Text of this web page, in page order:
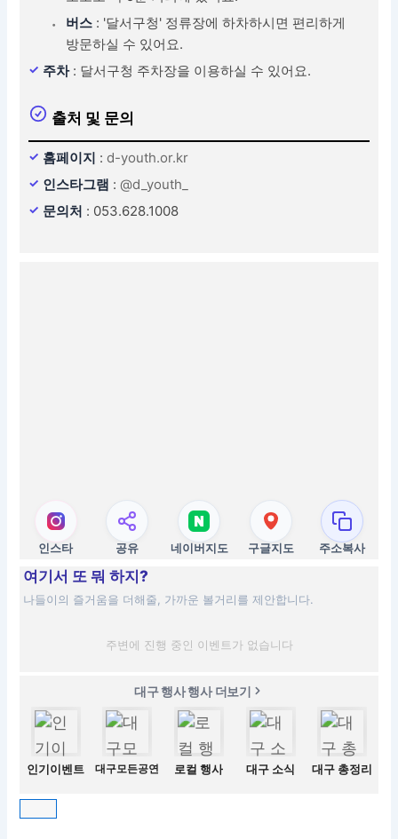
버스 : '달서구청' 정류장에 하차하시면 편리하게
방문하실 수 있어요.
주차 : 달서구청 주차장을 이용하실 수 있어요.
출처 및 문의
홈페이지 :d-youth.or.kr
인스타그램 :@d_youth_
문의처 : 053.628.1008
인스타 공유 네이버지도 구글지도 주소복사
여기서 또 뭐 하지?
나들이의 즐거움을 더해줄, 가까운 볼거리를 제안합니다.
주변에 진행 중인 이벤트가 없습니다
대구 행사 행사 더보기
인기이벤트 대구모든공연 로컬 행사 대구 소식 대구 총정리